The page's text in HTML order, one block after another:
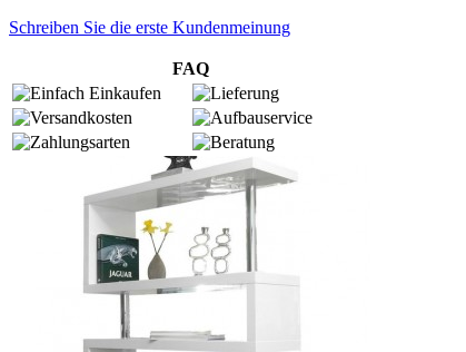
Schreiben Sie die erste Kundenmeinung
FAQ